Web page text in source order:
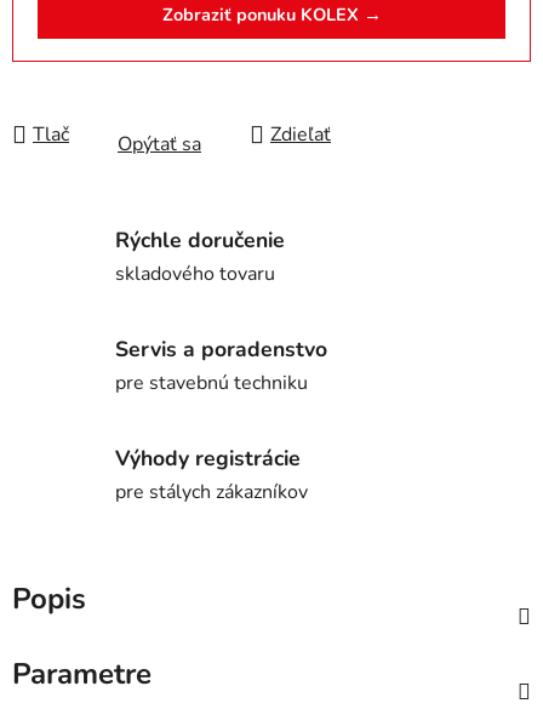
Zobraziť ponuku KOLEX →
Tlač Opýtať sa Zdieľať
Rýchle doručenie
skladového tovaru
Servis a poradenstvo
pre stavebnú techniku
Výhody registrácie
pre stálych zákazníkov
Popis
Parametre